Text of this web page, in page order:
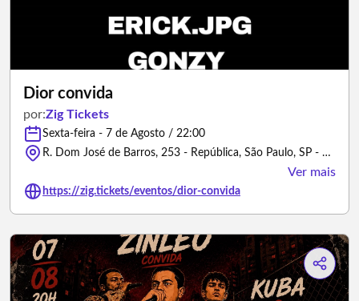
Dior convida
por:Zig Tickets
Sexta-feira - 7 de Agosto / 22:00
R. Dom José de Barros, 253 - República, São Paulo, SP - 01038-10 - São Paulo/São Paulo
Ver mais
https://zig.tickets/eventos/dior-convida